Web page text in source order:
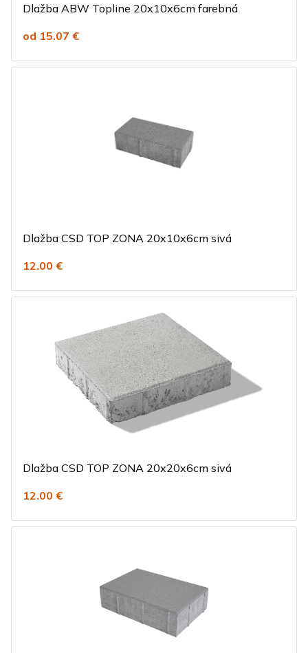
Dlažba ABW Topline 20x10x6cm farebná
od 15.07 €
Dlažba CSD TOP ZONA 20x10x6cm sivá
12.00 €
Dlažba CSD TOP ZONA 20x20x6cm sivá
12.00 €